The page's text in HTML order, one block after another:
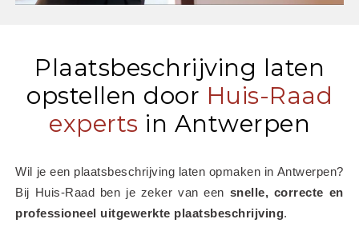
Plaatsbeschrijving laten
opstellen door Huis-Raad
experts in Antwerpen
Wil je een plaatsbeschrijving laten opmaken in Antwerpen?
Bij Huis-Raad ben je zeker van een snelle, correcte en
professioneel uitgewerkte plaatsbeschrijving.